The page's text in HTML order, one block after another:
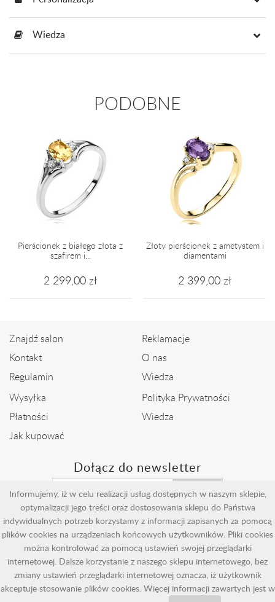
Wiedza
PODOBNE
Pierścionek z białego złota z
szafirem i...
2 299,00 zł
Złoty pierścionek z ametystem i
diamentami
2 399,00 zł
Znajdź salon
Kontakt
Regulamin
Reklamacje
O nas
Wiedza
Wysyłka
Płatności
Jak kupować
Polityka Prywatności
Wiedza
Dołącz do newsletter
Wyślij
Copyright by Adoro - Jubiler online - Jubiler Kraków - Jubiler Nowy
Sącz - Jubiler Myślenice
Informujemy, iż w celu realizacji usług dostępnych w naszym sklepie,
optymalizacji jego treści oraz dostosowania sklepu do Państwa
indywidualnych potrzeb korzystamy z informacji zapisanych za pomocą
plików cookies na urządzeniach końcowych użytkowników. Pliki cookies
można kontrolować za pomocą ustawień swojej przeglądarki
internetowej. Dalsze korzystanie z naszego sklepu internetowego, bez
zmiany ustawień przeglądarki internetowej oznacza, iż użytkownik
akceptuje stosowanie plików cookies. Więcej informacji zawartych jest w